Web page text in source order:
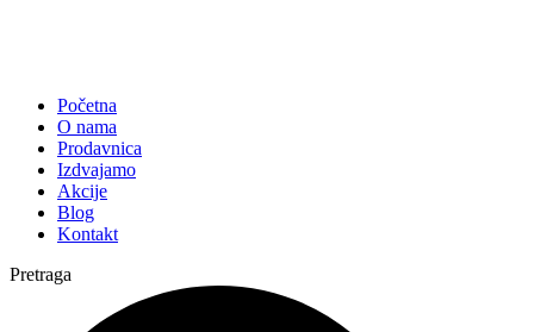
Početna
O nama
Prodavnica
Izdvajamo
Akcije
Blog
Kontakt
Pretraga